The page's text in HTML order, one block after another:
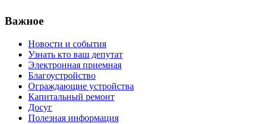
Важное
Новости и события
Узнать кто ваш депутат
Электронная приемная
Благоустройство
Ограждающие устройства
Капитальный ремонт
Досуг
Полезная информация